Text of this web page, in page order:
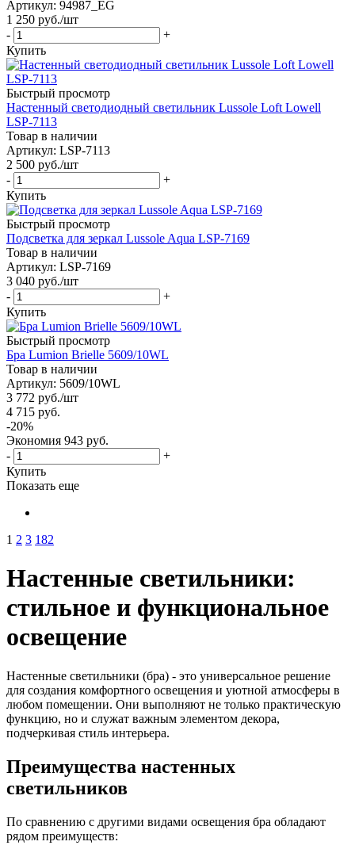
Артикул: 94987_EG
1 250 руб./шт
-
+
Купить
Быстрый просмотр
Настенный светодиодный светильник Lussole Loft Lowell
LSP-7113
Товар в наличии
Артикул: LSP-7113
2 500 руб./шт
-
+
Купить
Быстрый просмотр
Подсветка для зеркал Lussole Aqua LSP-7169
Товар в наличии
Артикул: LSP-7169
3 040 руб./шт
-
+
Купить
Быстрый просмотр
Бра Lumion Brielle 5609/10WL
Товар в наличии
Артикул: 5609/10WL
3 772 руб./шт
4 715 руб.
-20%
Экономия 943 руб.
-
+
Купить
Показать еще
1 2 3 182
Настенные светильники:
стильное и функциональное
освещение
Настенные светильники (бра) - это универсальное решение
для создания комфортного освещения и уютной атмосферы в
любом помещении. Они выполняют не только практическую
функцию, но и служат важным элементом декора,
подчеркивая стиль интерьера.
Преимущества настенных
светильников
По сравнению с другими видами освещения бра обладают
рядом преимуществ: